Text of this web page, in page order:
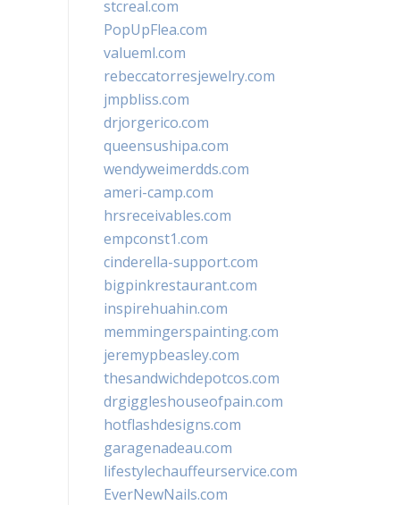
stcreal.com
PopUpFlea.com
valueml.com
rebeccatorresjewelry.com
jmpbliss.com
drjorgerico.com
queensushipa.com
wendyweimerdds.com
ameri-camp.com
hrsreceivables.com
empconst1.com
cinderella-support.com
bigpinkrestaurant.com
inspirehuahin.com
memmingerspainting.com
jeremypbeasley.com
thesandwichdepotcos.com
drgiggleshouseofpain.com
hotflashdesigns.com
garagenadeau.com
lifestylechauffeurservice.com
EverNewNails.com